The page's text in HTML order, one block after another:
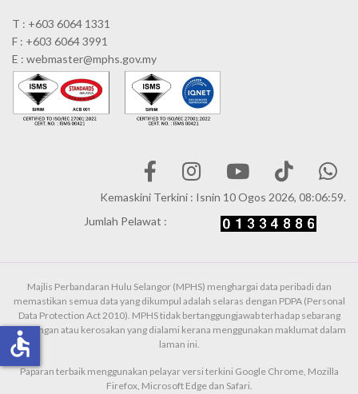
T : +603 6064 1331
F : +603 6064 3991
E : webmaster@mphs.gov.my
Kemaskini Terkini : Isnin 10 Ogos 2026, 08:06:59.
Jumlah Pelawat :
Majlis Perbandaran Hulu Selangor (MPHS) menghargai data peribadi dan
memastikan semua data yang dikumpul adalah selaras dengan PDPA (Personal
Data Protection Act 2010). MPHS tidak bertanggungjawab terhadap sebarang
kehilangan atau kerosakan yang dialami kerana menggunakan maklumat dalam
laman ini.
Paparan terbaik menggunakan pelayar versi terkini Google Chrome, Mozilla
Firefox, Microsoft Edge dan Safari.
accessible